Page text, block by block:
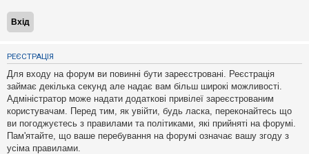
м
и
б
з
в
і
д
п
о
в
і
д
е
й
РЕЄСТРАЦІЯ
Для входу на форум ви повинні бути зареєстровані. Реєстрація
займає декілька секунд але надає вам більш широкі можливості.
Адміністратор може надати додаткові привілеї зареєстрованим
користувачам. Перед тим, як увійти, будь ласка, переконайтесь що
ви погоджуєтесь з правилами та політиками, які прийняті на форумі.
Пам'ятайте, що ваше перебування на форумі означає вашу згоду з
усіма правилами.